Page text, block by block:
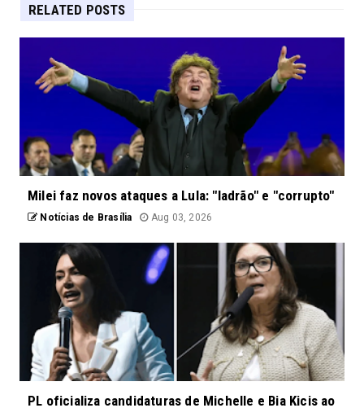
RELATED POSTS
Milei faz novos ataques a Lula: "ladrão" e "corrupto"
Notícias de Brasília Aug 03, 2026
PL oficializa candidaturas de Michelle e Bia Kicis ao